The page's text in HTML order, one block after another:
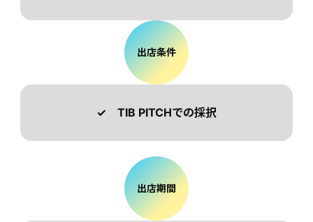
出店条件
✓ TIB PITCHでの採択
出店期間